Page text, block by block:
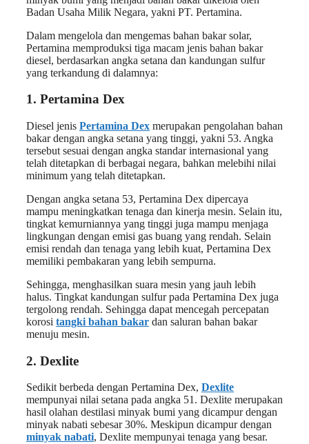
Badan Usaha Milik Negara, yakni PT. Pertamina.
Dalam mengelola dan mengemas bahan bakar solar,
Pertamina memproduksi tiga macam jenis bahan bakar
diesel, berdasarkan angka setana dan kandungan sulfur
yang terkandung di dalamnya:
1. Pertamina Dex
Diesel jenis Pertamina Dex merupakan pengolahan bahan
bakar dengan angka setana yang tinggi, yakni 53. Angka
tersebut sesuai dengan angka standar internasional yang
telah ditetapkan di berbagai negara, bahkan melebihi nilai
minimum yang telah ditetapkan.
Dengan angka setana 53, Pertamina Dex dipercaya
mampu meningkatkan tenaga dan kinerja mesin. Selain itu,
tingkat kemurniannya yang tinggi juga mampu menjaga
lingkungan dengan emisi gas buang yang rendah. Selain
emisi rendah dan tenaga yang lebih kuat, Pertamina Dex
memiliki pembakaran yang lebih sempurna.
Sehingga, menghasilkan suara mesin yang jauh lebih
halus. Tingkat kandungan sulfur pada Pertamina Dex juga
tergolong rendah. Sehingga dapat mencegah percepatan
korosi tangki bahan bakar dan saluran bahan bakar
menuju mesin.
2. Dexlite
Sedikit berbeda dengan Pertamina Dex, Dexlite
mempunyai nilai setana pada angka 51. Dexlite merupakan
hasil olahan destilasi minyak bumi yang dicampur dengan
minyak nabati sebesar 30%. Meskipun dicampur dengan
minyak nabati, Dexlite mempunyai tenaga yang besar.